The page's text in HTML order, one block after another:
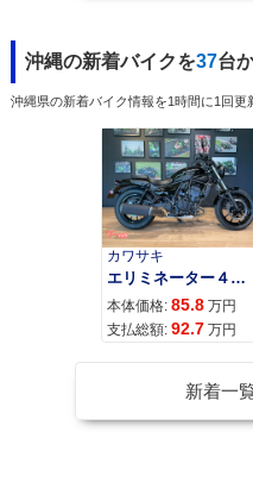
沖縄の新着バイクを37台
沖縄県の新着バイク情報を1時間に1回更
カワサキ
エリミネーター４００
本体価格: 85.8 万円
支払総額: 92.7 万円
新着一